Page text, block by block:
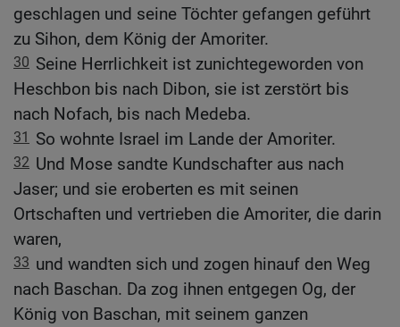
geschlagen und seine Töchter gefangen geführt
zu Sihon, dem König der Amoriter.
30 Seine Herrlichkeit ist zunichtegeworden von
Heschbon bis nach Dibon, sie ist zerstört bis
nach Nofach, bis nach Medeba.
31 So wohnte Israel im Lande der Amoriter.
32 Und Mose sandte Kundschafter aus nach
Jaser; und sie eroberten es mit seinen
Ortschaften und vertrieben die Amoriter, die darin
waren,
33 und wandten sich und zogen hinauf den Weg
nach Baschan. Da zog ihnen entgegen Og, der
König von Baschan, mit seinem ganzen